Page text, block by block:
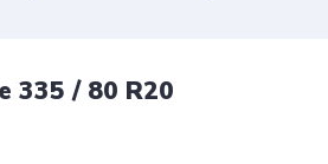
335 / 80 R20